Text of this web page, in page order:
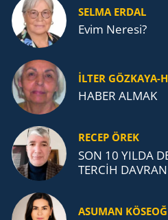
SELMA ERDAL
Evim Neresi?
İLTER GÖZKAYA-
HABER ALMAK
RECEP ÖREK
SON 10 YILDA
TERCİH
ASUMAN